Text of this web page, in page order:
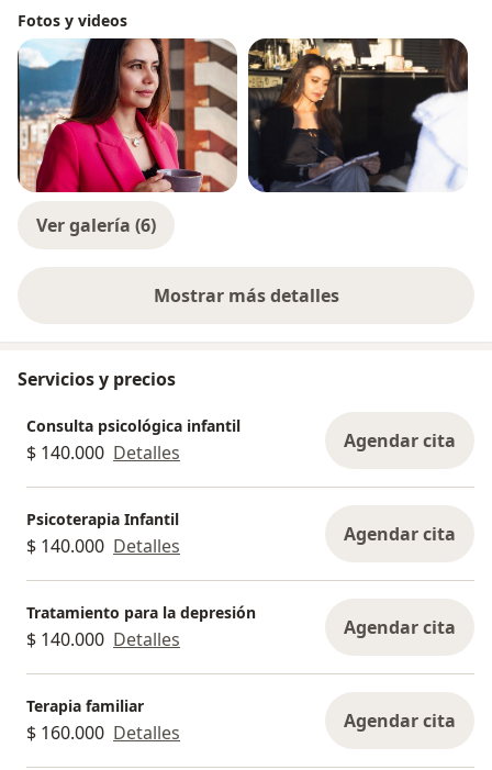
Fotos y videos
Ver galería (6)
Mostrar más detalles
sobre la experiencia
Servicios y precios
Consulta psicológica infantil
$ 140.000 Detalles Agendar cita
Psicoterapia Infantil
$ 140.000 Detalles Agendar cita
Tratamiento para la depresión
$ 140.000 Detalles Agendar cita
Terapia familiar
$ 160.000 Detalles Agendar cita